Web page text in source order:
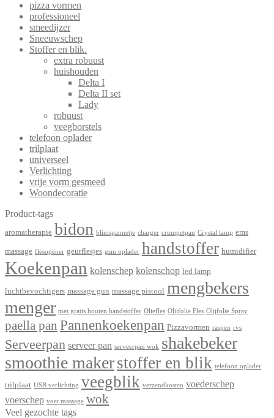
pizza vormen
professioneel
smeedijzer
Sneeuwschep
Stoffer en blik.
extra robuust
huishouden
Delta I
Delta II set
Lady
robuust
veegborstels
telefoon oplader
trilplaat
universeel
Verlichting
vrije vorm gesmeed
Woondecoratie
Product-tags
aromatherapie bidon blinispannetje charger crumpetpan Crystal lamp ems
massage flesopener geurflesjes gsm oplader handstoffer humidifier
Koekenpan kolenschep kolenschop led lamp
luchtbevochtigers massage gun massage pistool mengbekers
menger met gratis houten handstoffer Oliefles Olijfolie Fles Olijfolie Spray
paella pan Pannenkoekenpan Pizzavormen raspen rvs
Serveerpan serveer pan serveerpan wok shakebeker
smoothie makerstoffer en blik telefoon oplader
trilplaat USB verlichting veegblik verzendkosten voederschep
voerschep voet massage wok
Veel gezochte tags